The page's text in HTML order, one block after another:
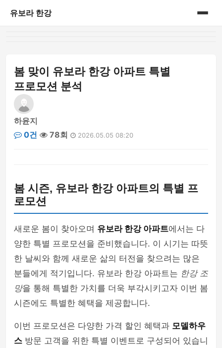
유보라 한강
봄 맞이 유보라 한강 아파트 특별
프로모션 분석
하윤지
0건
78회 2026.05.05 08:20
봄 시즌, 유보라 한강 아파트의 특별 프
로모션
새로운 봄이 찾아오며 유보라 한강 아파트에서는 다
양한 특별 프로모션을 준비했습니다. 이 시기는 따뜻
한 날씨와 함께 새로운 삶의 터전을 찾으려는 많은
분들에게 적기입니다. 유보라 한강 아파트는 한강 조
망을 통해 특별한 가치를 더욱 부각시키고자 이번 봄
시즌에도 특별한 혜택을 제공합니다.
이번 프로모션은 다양한 가격 할인 혜택과 모델하우
스 방문 고객을 위한 특별 이벤트로 구성되어 있습니